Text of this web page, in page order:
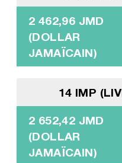
2 462,96 JMD
(DOLLAR
JAMAÏCAIN)
14 IMP
2 652,42 JMD
(DOLLAR
JAMAÏCAIN)